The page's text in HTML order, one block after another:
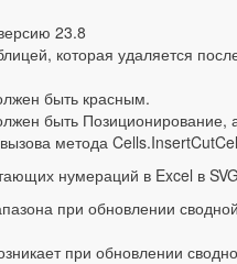
23.8
которая удаляется
быть красным.
быть Позиционирование,
метода
нумераций в Excel в SVG
при обновлении
при обновлении